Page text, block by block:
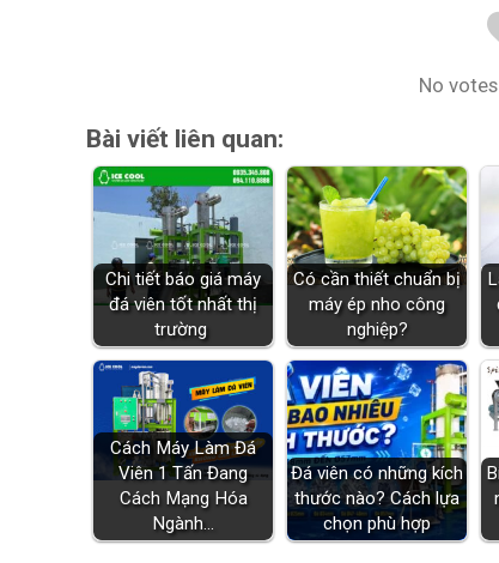
No
Bài viết liên quan:
Chi tiết báo giá máy
đá viên tốt nhất thị
trường
Có cần thiết chuẩn bị
máy ép nho công
nghiệp?
Cách Máy Làm Đá
Viên 1 Tấn Đang
Cách Mạng Hóa
Ngành…
Đá viên có những kích
thước nào? Cách lựa
chọn phù hợp